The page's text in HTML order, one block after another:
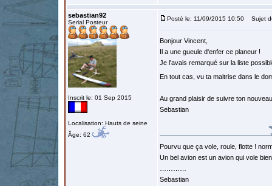
sebastian92
Serial Posteur
Inscrit le: 01 Sep 2015
Localisation: Hauts de seine
Âge: 62
Posté le: 11/09/2015 10:50 Sujet
Bonjour Vincent,
Il a une gueule d'enfer ce planeur !
Je l'avais remarqué sur la liste
En tout cas, vu ta maitrise dans le
Au grand plaisir de suivre ton
Sebastian
Pourvu que ça vole, roule, flotte !
Un bel avion est un avion qui vole
Sebastian